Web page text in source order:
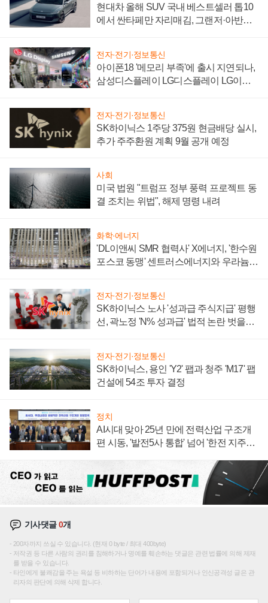
현대차 올해 SUV 국내 베스트셀러 톱10
에서 싼타페만 자리매김, 그랜저·아반떼
전자·전기·정보통신
아이폰18 '메모리 부족'에 출시 지연되나,
삼성디스플레이 LG디스플레이 LG이노
전자·전기·정보통신
SK하이닉스 1주당 375원 현금배당 실시,
추가 주주환원 계획 9월 공개 예정
사회
미국 법원 "트럼프 정부 풍력 프로젝트 동
결 조치는 위법", 해제 명령 내려
화학·에너지
'DL이앤씨 SMR 협력사' X에너지, '한수원
포스코 동맹' 센트러스에너지와 우라늄
전자·전기·정보통신
SK하이닉스 노사 '성과급 주식지급' 평행
선, 곽노정 'N% 성과급' 법적 논란 벗을지
전자·전기·정보통신
SK하이닉스, 용인 'Y2' 팹과 청주 'M17' 팹
건설에 54조 투자 결정
정치
AI시대 맞아 25년 만에 전력산업 구조개
편 시동, '발전5사 통합' 넘어 '한전 지주사'
기사댓글0개
200자까지 쓰실 수 있습니다. (현재 0 byte / 최대 400byte)
저작권 등 다른 사람의 권리를 침해하거나 명예를 훼손하는 댓글은 관련 법률에 의해 제재
를 받을 수 있습니다.
타인에게 불쾌감을 주는 욕설 등 비하하는 단어가 내용에 포함되거나 인신공격성 글은 관
리자의 판단에 의해 삭제 합니다.